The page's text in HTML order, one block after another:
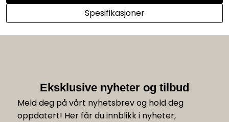
Spesifikasjoner
Eksklusive nyheter og tilbud
Meld deg på vårt nyhetsbrev og hold deg
oppdatert! Her får du innblikk i nyheter,